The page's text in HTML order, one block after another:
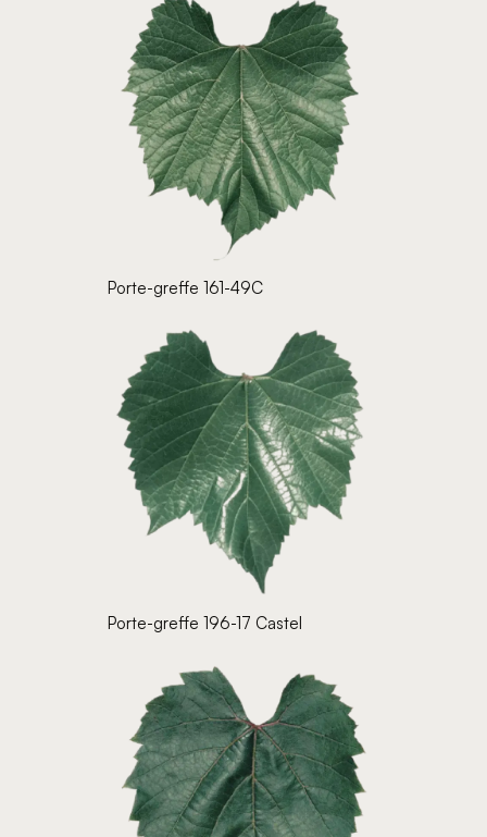
Porte-greffe 161-49C
Porte-greffe 196-17 Castel